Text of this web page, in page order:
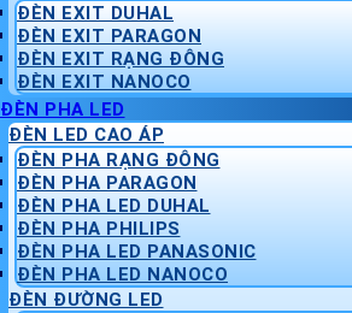
ĐÈN EXIT DUHAL
ĐÈN EXIT PARAGON
ĐÈN EXIT RẠNG ĐÔNG
ĐÈN EXIT NANOCO
ĐÈN PHA LED
ĐÈN LED CAO ÁP
ĐÈN PHA RẠNG ĐÔNG
ĐÈN PHA PARAGON
ĐÈN PHA LED DUHAL
ĐÈN PHA PHILIPS
ĐÈN PHA LED PANASONIC
ĐÈN PHA LED NANOCO
ĐÈN ĐƯỜNG LED